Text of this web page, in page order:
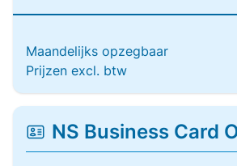
Maandelijks opzegbaar
Prijzen excl. btw
NS Business Card